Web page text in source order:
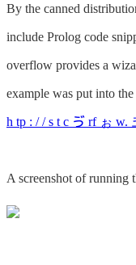
By the canned
include Prolog code
overflow provides a
example was put into
h tp : / / s t c ゔ rf ぉ w.
A screenshot of running